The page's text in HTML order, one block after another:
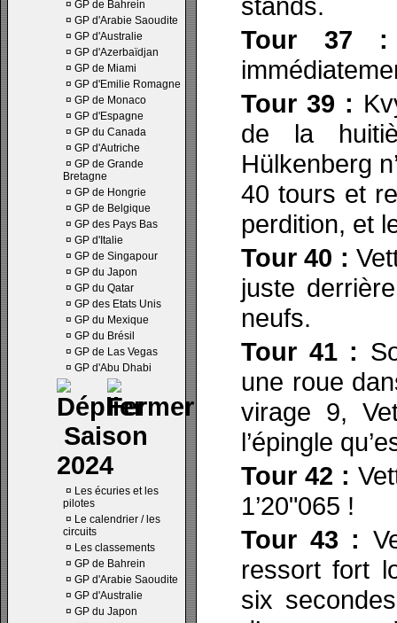
¤ GP de Bahrein
¤ GP d'Arabie Saoudite
¤ GP d'Australie
¤ GP d'Azerbaïdjan
¤ GP de Miami
¤ GP d'Emilie Romagne
¤ GP de Monaco
¤ GP d'Espagne
¤ GP du Canada
¤ GP d'Autriche
¤ GP de Grande
Bretagne
¤ GP de Hongrie
¤ GP de Belgique
¤ GP des Pays Bas
¤ GP d'Italie
¤ GP de Singapour
¤ GP du Japon
¤ GP du Qatar
¤ GP des Etats Unis
¤ GP du Mexique
¤ GP du Brésil
¤ GP de Las Vegas
¤ GP d'Abu Dhabi
Saison
2024
¤ Les écuries et les
pilotes
¤ Le calendrier / les
circuits
¤ Les classements
¤ GP de Bahrein
¤ GP d'Arabie Saoudite
¤ GP d'Australie
¤ GP du Japon
Tour 37 :
Tour 39 :
de la
Hülkenberg
40 tours et
perdition, et
Tour 40 :
juste
neufs.
Tour 41 :
une roue
virage 9,
l’épingle
Tour 42 :
1’20"065 !
Tour 43 :
ressort fort
six